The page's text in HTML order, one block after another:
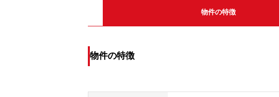
物件の特徴
物件の特徴